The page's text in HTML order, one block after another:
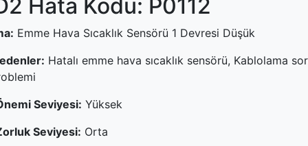
Hata Kodu: P0112
Emme Hava Sıcaklık Sensörü 1 Devresi Düşük
Hatalı emme hava sıcaklık sensörü, Kablolama
Seviyesi: Yüksek
Seviyesi: Orta